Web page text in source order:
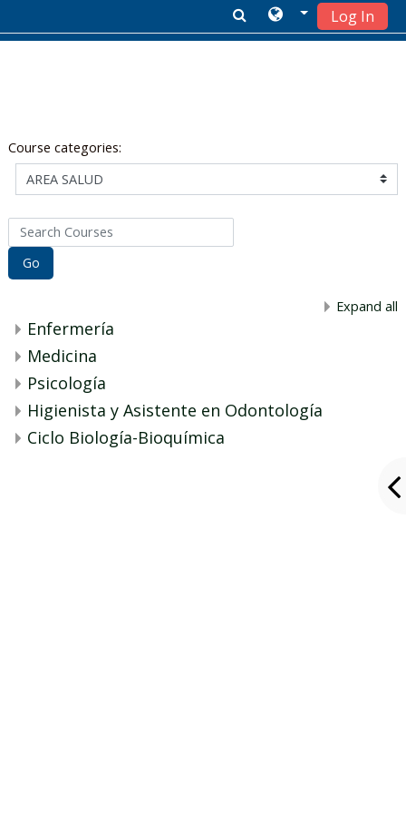
Log In
Course categories:
Search Courses
Go
Expand all
Enfermería
Medicina
Psicología
Higienista y Asistente en Odontología
Ciclo Biología-Bioquímica